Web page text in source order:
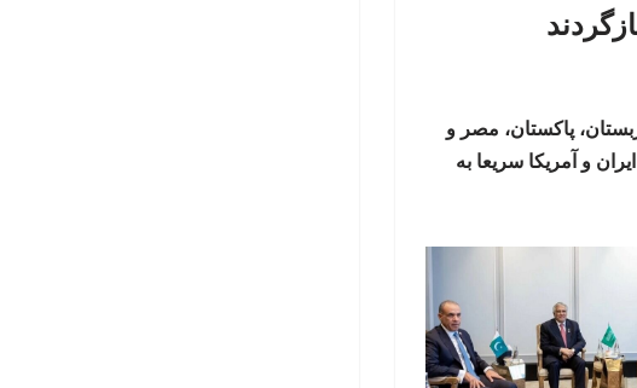
پاکستان، مصر و
و آمریکا سریعا به